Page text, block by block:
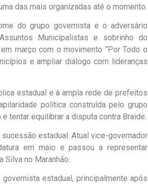
das mais organizadas até o momento.
do grupo governista e o adversário
Municipalistas e sobrinho do
março com o movimento “Por Todo o
e ampliar diálogo com lideranças
estadual e à ampla rede de prefeitos
política construída pelo grupo
tentar equilibrar a disputa contra Braide.
estadual. Atual vice-governador
em maio e passou a representar
no Maranhão.
estadual, principalmente após